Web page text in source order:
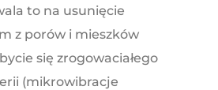
to na usunięcie
z porów i mieszków
się zrogowaciałego
(mikrowibracje